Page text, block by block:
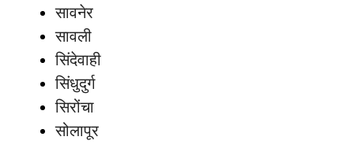
सावनेर
सावली
सिंदेवाही
सिंधुदुर्ग
सिरोंचा
सोलापूर